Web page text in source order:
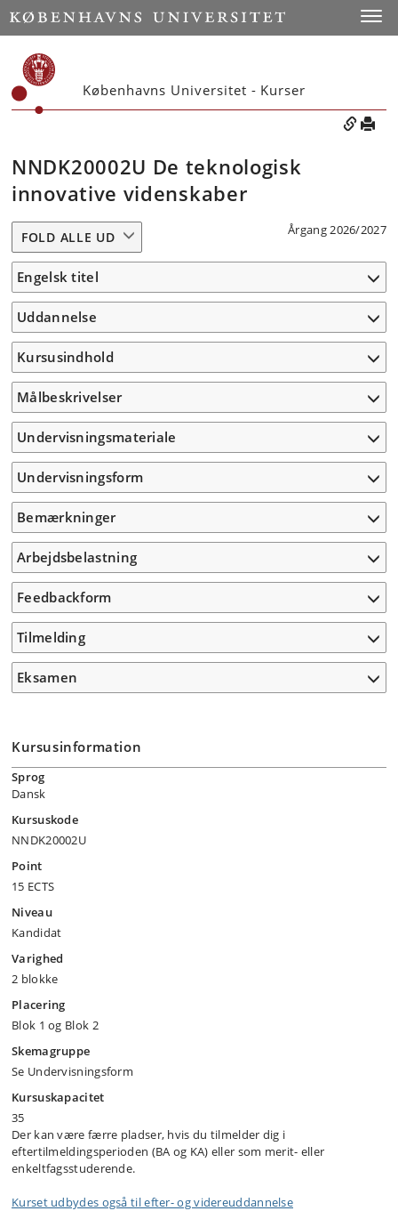
Københavns Universitet - Kurser
NNDK20002U De teknologisk
innovative videnskaber
Årgang 2026/2027
FOLD ALLE UD
Engelsk titel
Uddannelse
Kursusindhold
Målbeskrivelser
Undervisningsmateriale
Undervisningsform
Bemærkninger
Arbejdsbelastning
Feedbackform
Tilmelding
Eksamen
Kursusinformation
Sprog
Dansk
Kursuskode
NNDK20002U
Point
15 ECTS
Niveau
Kandidat
Varighed
2 blokke
Placering
Blok 1 og Blok 2
Skemagruppe
Se Undervisningsform
Kursuskapacitet
35
Der kan være færre pladser, hvis du tilmelder dig i
eftertilmeldingsperioden (BA og KA) eller som merit- eller
enkeltfagsstuderende.
Kurset udbydes også til efter- og videreuddannelse